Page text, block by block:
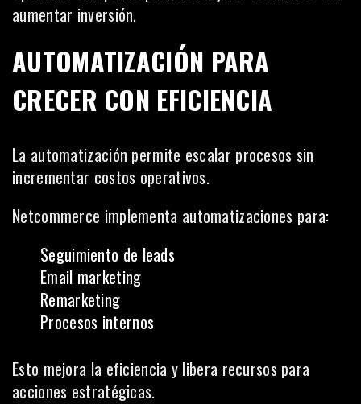
aumentar inversión.
AUTOMATIZACIÓN PARA
CRECER CON EFICIENCIA
La automatización permite escalar procesos sin
incrementar costos operativos.
Netcommerce implementa automatizaciones para:
Seguimiento de leads
Email marketing
Remarketing
Procesos internos
Esto mejora la eficiencia y libera recursos para
acciones estratégicas.